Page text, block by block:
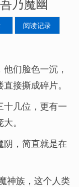
阅读记录
们脸色一沉，
接撕成碎片。
几位，更有一
。
，简直就是在
神族，这个人类